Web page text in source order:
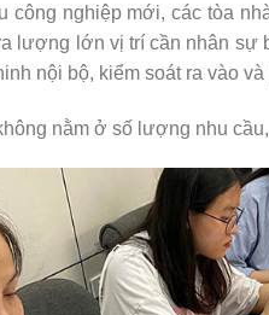
công nghiệp mới, các tòa
lượng lớn vị trí cần nhân sự
nội bộ, kiểm soát ra vào
nằm ở số lượng nhu